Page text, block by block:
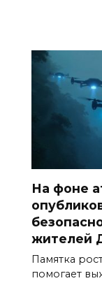
На фоне
жителей
Памятка
помогает